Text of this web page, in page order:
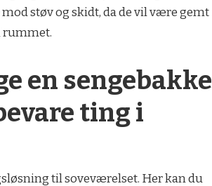
støv og skidt, da de vil være gemt
rummet.
en sengebakke
ting i
til soveværelset. Her kan du